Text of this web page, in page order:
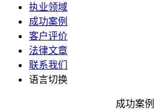
执业领域
成功案例
客户评价
法律文章
联系我们
语言切换
成功案例